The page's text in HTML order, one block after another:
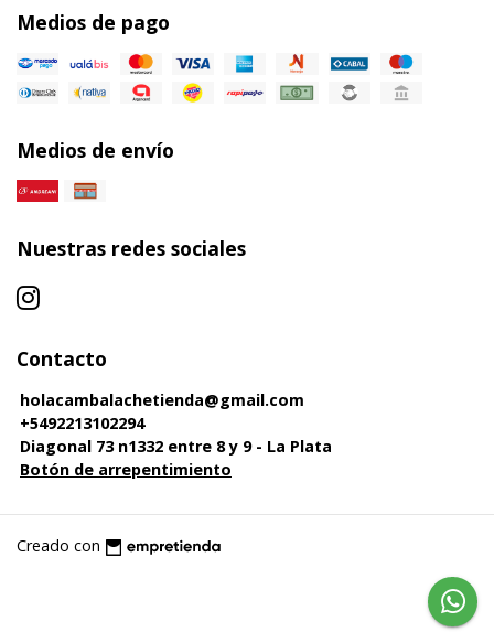
Medios de pago
Medios de envío
Nuestras redes sociales
Contacto
holacambalachetienda@gmail.com
+5492213102294
Diagonal 73 n1332 entre 8 y 9 - La Plata
Botón de arrepentimiento
Creado con